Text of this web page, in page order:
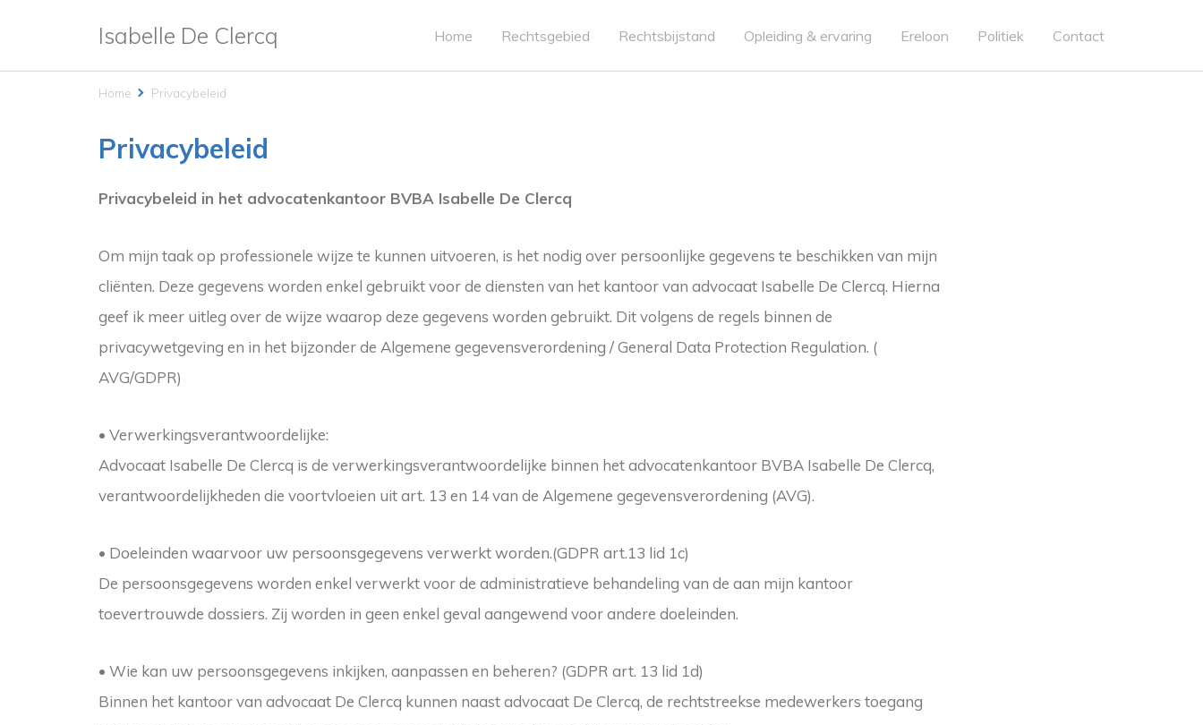
Isabelle De Clercq Home Rechtsgebied Rechtsbijstand Opleiding & ervaring Ereloon Politiek Contact
Home Privacybeleid
Privacybeleid
Privacybeleid in het advocatenkantoor BVBA Isabelle De Clercq
Om mijn taak op professionele wijze te kunnen uitvoeren, is het nodig over persoonlijke gegevens te beschikken van mijn
cliënten. Deze gegevens worden enkel gebruikt voor de diensten van het kantoor van advocaat Isabelle De Clercq. Hierna
geef ik meer uitleg over de wijze waarop deze gegevens worden gebruikt. Dit volgens de regels binnen de
privacywetgeving en in het bijzonder de Algemene gegevensverordening / General Data Protection Regulation. (
AVG/GDPR)
• Verwerkingsverantwoordelijke:
Advocaat Isabelle De Clercq is de verwerkingsverantwoordelijke binnen het advocatenkantoor BVBA Isabelle De Clercq,
verantwoordelijkheden die voortvloeien uit art. 13 en 14 van de Algemene gegevensverordening (AVG).
• Doeleinden waarvoor uw persoonsgegevens verwerkt worden.(GDPR art.13 lid 1c)
De persoonsgegevens worden enkel verwerkt voor de administratieve behandeling van de aan mijn kantoor
toevertrouwde dossiers. Zij worden in geen enkel geval aangewend voor andere doeleinden.
• Wie kan uw persoonsgegevens inkijken, aanpassen en beheren? (GDPR art. 13 lid 1d)
Binnen het kantoor van advocaat De Clercq kunnen naast advocaat De Clercq, de rechtstreekse medewerkers toegang